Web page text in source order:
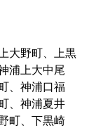
大野町、上黒
浦上大中尾
、神浦口福
、神浦夏井
町、下黒崎